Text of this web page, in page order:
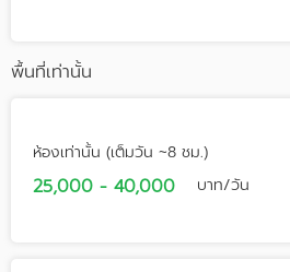
พื้นที่เท่านั้น
ห้องเท่านั้น (เต็มวัน ~8 ชม.)
25,000 - 40,000 บาท/วัน